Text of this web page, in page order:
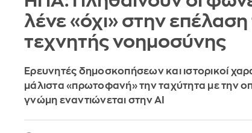
λένε «όχι» στην επέλαση
τεχνητής νοημοσύνης
Ερευνητές δημοσκοπήσεων και ιστορικοί
μάλιστα «πρωτοφανή» την ταχύτητα με την
γνώμη εναντιώνεται στην AI